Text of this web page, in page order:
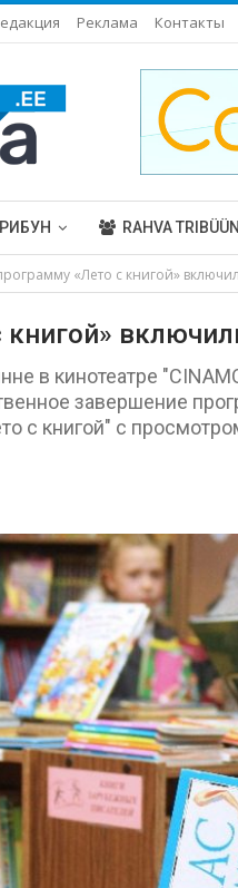
Реклама Контакты
RAHVA TRIBÜÜN
«Лето с книгой»
книгой»
в кинотеатре
завершение
с книгой" с